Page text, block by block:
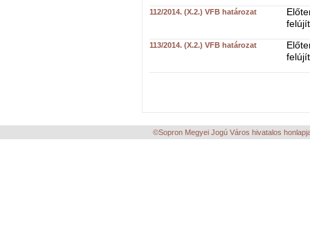
112/2014. (X.2.) VFB határozat
113/2014. (X.2.) VFB határozat
©Sopron Megyei Jogú Város hivatalos